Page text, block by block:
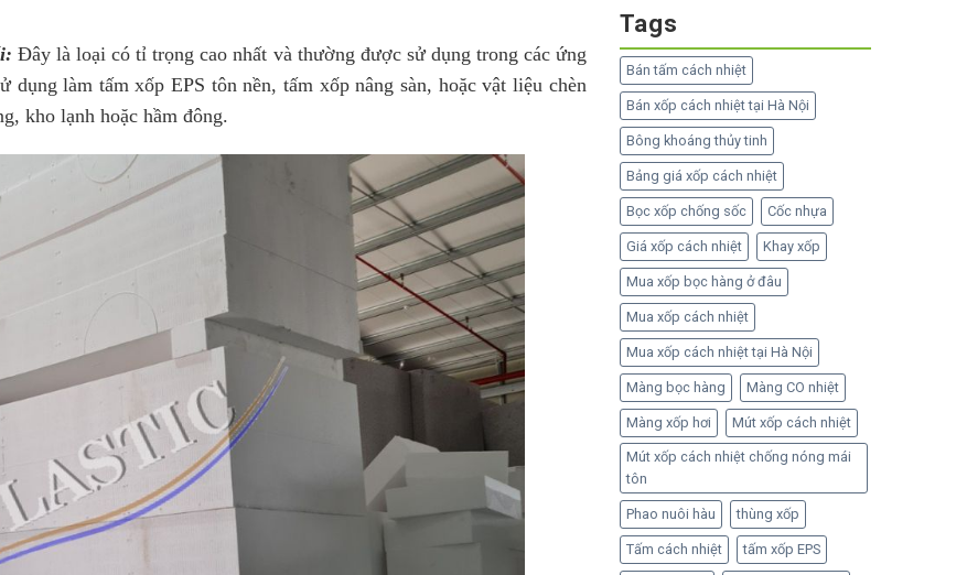
Đây là loại có tỉ trọng cao nhất và thường được sử dụng trong các ứng
làm tấm xốp EPS tôn nền, tấm xốp nâng sàn, hoặc vật liệu chèn
kho lạnh hoặc hầm đông.
Tags
Bán tấm cách nhiệt
Bán xốp cách nhiệt tại Hà Nội
Bông khoáng thủy tinh
Bảng giá xốp cách nhiệt
Bọc xốp chống sốc Cốc nhựa
Giá xốp cách nhiệt Khay xốp
Mua xốp bọc hàng ở đâu
Mua xốp cách nhiệt
Mua xốp cách nhiệt tại Hà Nội
Màng bọc hàng Màng CO nhiệt
Màng xốp hơi Mút xốp cách nhiệt
Mút xốp cách nhiệt chống nóng mái
tôn
Phao nuôi hàu thùng xốp
Tấm cách nhiệt tấm xốp EPS